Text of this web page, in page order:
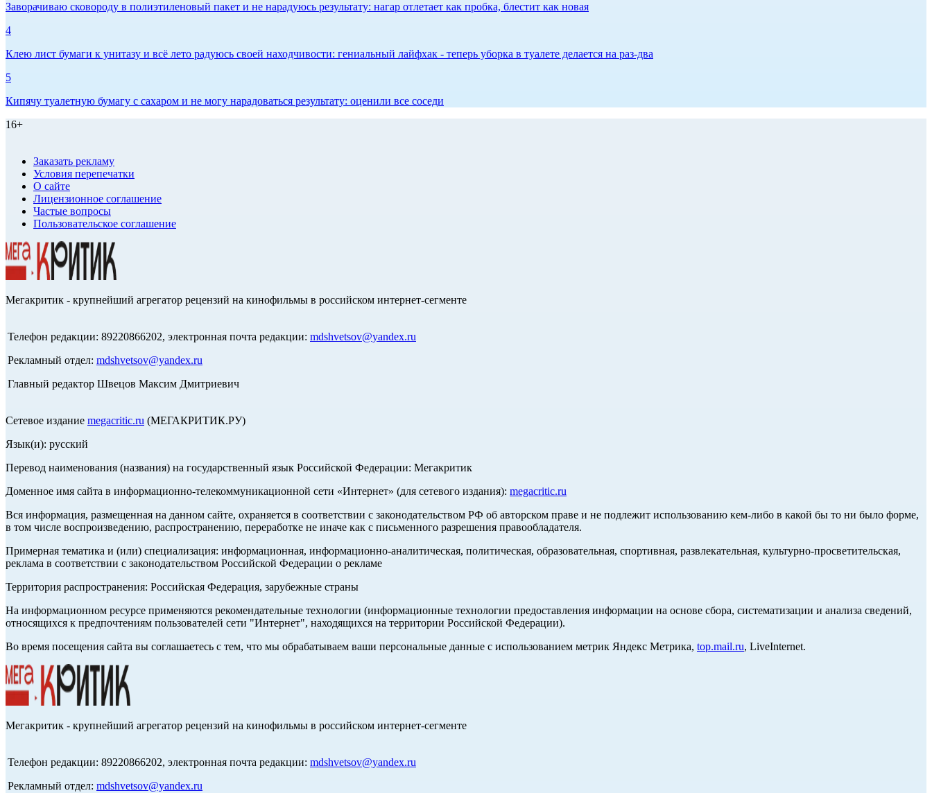
Заворачиваю сковороду в полиэтиленовый пакет и не нарадуюсь результату: нагар отлетает как пробка, блестит как новая
4
Клею лист бумаги к унитазу и всё лето радуюсь своей находчивости: гениальный лайфхак - теперь уборка в туалете делается на раз-два
5
Кипячу туалетную бумагу с сахаром и не могу нарадоваться результату: оценили все соседи
16+
Заказать рекламу
Условия перепечатки
О сайте
Лицензионное соглашение
Частые вопросы
Пользовательское соглашение
Мегакритик - крупнейший агрегатор рецензий на кинофильмы в российском интернет-сегменте
Телефон редакции: 89220866202, электронная почта редакции: mdshvetsov@yandex.ru
Рекламный отдел: mdshvetsov@yandex.ru
Главный редактор Швецов Максим Дмитриевич
Сетевое издание megacritic.ru (МЕГАКРИТИК.РУ)
Язык(и): русский
Перевод наименования (названия) на государственный язык Российской Федерации: Мегакритик
Доменное имя сайта в информационно-телекоммуникационной сети «Интернет» (для сетевого издания): megacritic.ru
Вся информация, размещенная на данном сайте, охраняется в соответствии с законодательством РФ об авторском праве и не подлежит использованию кем-либо в какой бы то ни было форме,
в том числе воспроизведению, распространению, переработке не иначе как с письменного разрешения правообладателя.
Примерная тематика и (или) специализация: информационная, информационно-аналитическая, политическая, образовательная, спортивная, развлекательная, культурно-просветительская,
реклама в соответствии с законодательством Российской Федерации о рекламе
Территория распространения: Российская Федерация, зарубежные страны
На информационном ресурсе применяются рекомендательные технологии (информационные технологии предоставления информации на основе сбора, систематизации и анализа сведений,
относящихся к предпочтениям пользователей сети "Интернет", находящихся на территории Российской Федерации).
Во время посещения сайта вы соглашаетесь с тем, что мы обрабатываем ваши персональные данные с использованием метрик Яндекс Метрика, top.mail.ru, LiveInternet.
Мегакритик - крупнейший агрегатор рецензий на кинофильмы в российском интернет-сегменте
Телефон редакции: 89220866202, электронная почта редакции: mdshvetsov@yandex.ru
Рекламный отдел: mdshvetsov@yandex.ru